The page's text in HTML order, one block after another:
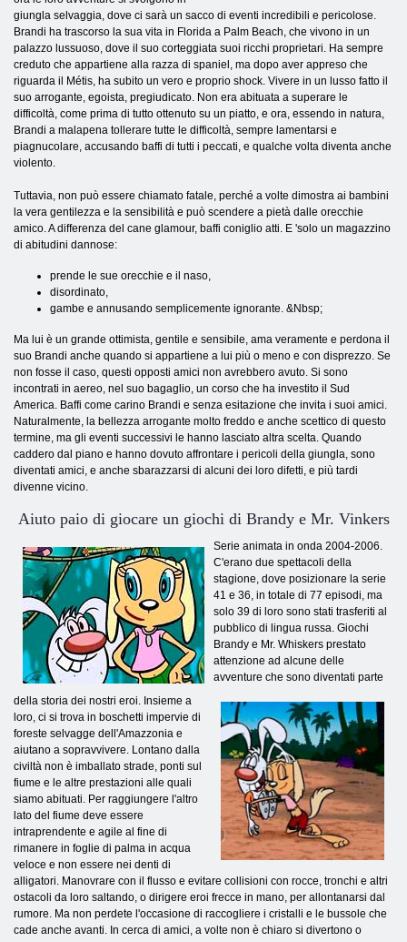
giungla selvaggia, dove ci sarà un sacco di eventi incredibili e pericolose.
Brandi ha trascorso la sua vita in Florida a Palm Beach, che vivono in un
palazzo lussuoso, dove il suo corteggiata suoi ricchi proprietari. Ha sempre
creduto che appartiene alla razza di spaniel, ma dopo aver appreso che
riguarda il Métis, ha subito un vero e proprio shock. Vivere in un lusso fatto il
suo arrogante, egoista, pregiudicato. Non era abituata a superare le
difficoltà, come prima di tutto ottenuto su un piatto, e ora, essendo in natura,
Brandi a malapena tollerare tutte le difficoltà, sempre lamentarsi e
piagnucolare, accusando baffi di tutti i peccati, e qualche volta diventa anche
violento.
Tuttavia, non può essere chiamato fatale, perché a volte dimostra ai bambini
la vera gentilezza e la sensibilità e può scendere a pietà dalle orecchie
amico. A differenza del cane glamour, baffi coniglio atti. E 'solo un magazzino
di abitudini dannose:
prende le sue orecchie e il naso,
disordinato,
gambe e annusando semplicemente ignorante. &Nbsp;
Ma lui è un grande ottimista, gentile e sensibile, ama veramente e perdona il
suo Brandi anche quando si appartiene a lui più o meno e con disprezzo. Se
non fosse il caso, questi opposti amici non avrebbero avuto. Si sono
incontrati in aereo, nel suo bagaglio, un corso che ha investito il Sud
America. Baffi come carino Brandi e senza esitazione che invita i suoi amici.
Naturalmente, la bellezza arrogante molto freddo e anche scettico di questo
termine, ma gli eventi successivi le hanno lasciato altra scelta. Quando
caddero dal piano e hanno dovuto affrontare i pericoli della giungla, sono
diventati amici, e anche sbarazzarsi di alcuni dei loro difetti, e più tardi
divenne vicino.
Aiuto paio di giocare un giochi di Brandy e Mr. Vinkers
Serie animata in onda 2004-2006.
C'erano due spettacoli della
stagione, dove posizionare la serie
41 e 36, in totale di 77 episodi, ma
solo 39 di loro sono stati trasferiti al
pubblico di lingua russa. Giochi
Brandy e Mr. Whiskers prestato
attenzione ad alcune delle
avventure che sono diventati parte
della storia dei nostri eroi. Insieme a
loro, ci si trova in boschetti impervie di
foreste selvagge dell'Amazzonia e
aiutano a sopravvivere. Lontano dalla
civiltà non è imballato strade, ponti sul
fiume e le altre prestazioni alle quali
siamo abituati. Per raggiungere l'altro
lato del fiume deve essere
intraprendente e agile al fine di
rimanere in foglie di palma in acqua
veloce e non essere nei denti di
alligatori. Manovrare con il flusso e evitare collisioni con rocce, tronchi e altri
ostacoli da loro saltando, o dirigere eroi frecce in mano, per allontanarsi dal
rumore. Ma non perdete l'occasione di raccogliere i cristalli e le bussole che
cade anche avanti. In cerca di amici, a volte non è chiaro si divertono o